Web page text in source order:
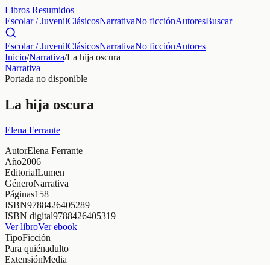
Libros Resumidos
Escolar / JuvenilClásicosNarrativaNo ficciónAutoresBuscar
Escolar / JuvenilClásicosNarrativaNo ficciónAutores
Inicio/Narrativa/La hija oscura
Narrativa
Portada no disponible
La hija oscura
Elena Ferrante
AutorElena Ferrante
Año2006
EditorialLumen
GéneroNarrativa
Páginas158
ISBN9788426405289
ISBN digital9788426405319
Ver libroVer ebook
TipoFicción
Para quiénadulto
ExtensiónMedia